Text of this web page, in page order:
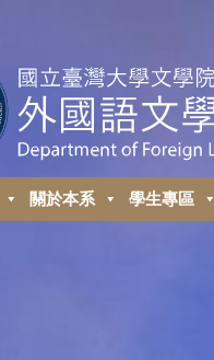
關於本系 學生專區